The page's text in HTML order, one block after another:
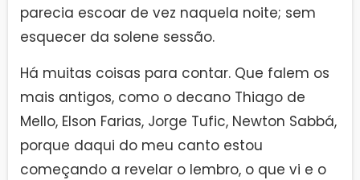
parecia escoar de vez naquela noite; sem
esquecer da solene sessão.
Há muitas coisas para contar. Que falem os
mais antigos, como o decano Thiago de
Mello, Elson Farias, Jorge Tufic, Newton Sabbá,
porque daqui do meu canto estou
começando a revelar o lembro, o que vi e o